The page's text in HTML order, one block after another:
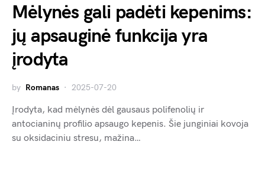
Mėlynės gali padėti kepenims:
jų apsauginė funkcija yra
įrodyta
by Romanas 2025-07-20
Įrodyta, kad mėlynės dėl gausaus polifenolių ir
antocianinų profilio apsaugo kepenis. Šie junginiai kovoja
su oksidaciniu stresu, mažina…